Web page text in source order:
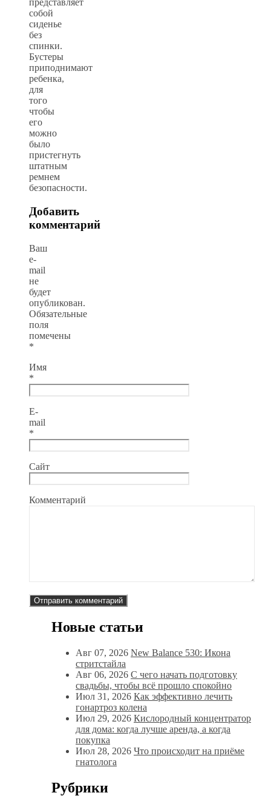
представляет
собой
сиденье
без
спинки.
Бустеры
приподнимают
ребенка,
для
того
чтобы
его
можно
было
пристегнуть
штатным
ремнем
безопасности.
Добавить
комментарий
Ваш
e-
mail
не
будет
опубликован.
Обязательные
поля
помечены
*
Имя
*
E-
mail
*
Сайт
Комментарий
Новые статьи
Авг 07, 2026 New Balance 530: Икона
стритстайла
Авг 06, 2026 С чего начать подготовку
свадьбы, чтобы всё прошло спокойно
Июл 31, 2026 Как эффективно лечить
гонартроз колена
Июл 29, 2026 Кислородный концентратор
для дома: когда лучше аренда, а когда
покупка
Июл 28, 2026 Что происходит на приёме
гнатолога
Рубрики